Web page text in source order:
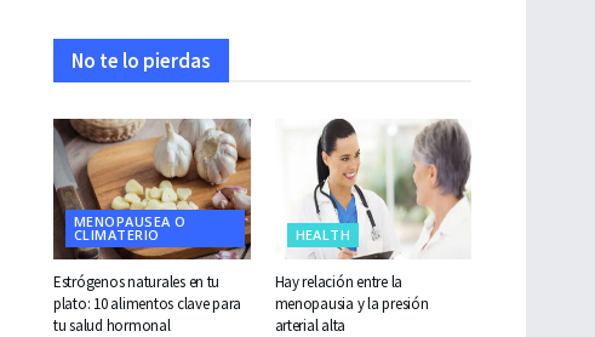
No te lo pierdas
MENOPAUSEA O
CLIMATERIO
Estrógenos naturales en tu
plato: 10 alimentos clave para
tu salud hormonal
HEALTH
Hay relación entre la
menopausia y la presión
arterial alta